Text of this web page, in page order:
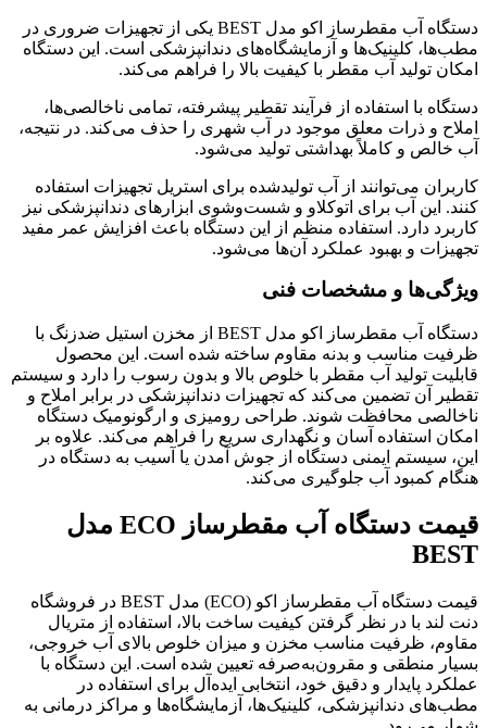
دستگاه آب مقطرساز اکو مدل BEST یکی از تجهیزات ضروری در
مطب‌ها، کلینیک‌ها و آزمایشگاه‌های دندانپزشکی است. این دستگاه
امکان تولید آب مقطر با کیفیت بالا را فراهم می‌کند.
دستگاه با استفاده از فرآیند تقطیر پیشرفته، تمامی ناخالصی‌ها،
املاح و ذرات معلق موجود در آب شهری را حذف می‌کند. در نتیجه،
آب خالص و کاملاً بهداشتی تولید می‌شود.
کاربران می‌توانند از آب تولیدشده برای استریل تجهیزات استفاده
کنند. این آب برای اتوکلاو و شست‌وشوی ابزارهای دندانپزشکی نیز
کاربرد دارد. استفاده منظم از این دستگاه باعث افزایش عمر مفید
تجهیزات و بهبود عملکرد آن‌ها می‌شود.
ویژگی‌ها و مشخصات فنی
دستگاه آب مقطرساز اکو مدل BEST از مخزن استیل ضدزنگ با
ظرفیت مناسب و بدنه مقاوم ساخته شده است. این محصول
قابلیت تولید آب مقطر با خلوص بالا و بدون رسوب را دارد و سیستم
تقطیر آن تضمین می‌کند که تجهیزات دندانپزشکی در برابر املاح و
ناخالصی محافظت شوند. طراحی رومیزی و ارگونومیک دستگاه
امکان استفاده آسان و نگهداری سریع را فراهم می‌کند. علاوه بر
این، سیستم ایمنی دستگاه از جوش آمدن یا آسیب به دستگاه در
هنگام کمبود آب جلوگیری می‌کند.
قیمت دستگاه آب مقطرساز ECO مدل
BEST
قیمت دستگاه آب مقطرساز اکو (ECO) مدل BEST در فروشگاه
دنت لند با در نظر گرفتن کیفیت ساخت بالا، استفاده از متریال
مقاوم، ظرفیت مناسب مخزن و میزان خلوص بالای آب خروجی،
بسیار منطقی و مقرون‌به‌صرفه تعیین شده است. این دستگاه با
عملکرد پایدار و دقیق خود، انتخابی ایده‌آل برای استفاده در
مطب‌های دندانپزشکی، کلینیک‌ها، آزمایشگاه‌ها و مراکز درمانی به